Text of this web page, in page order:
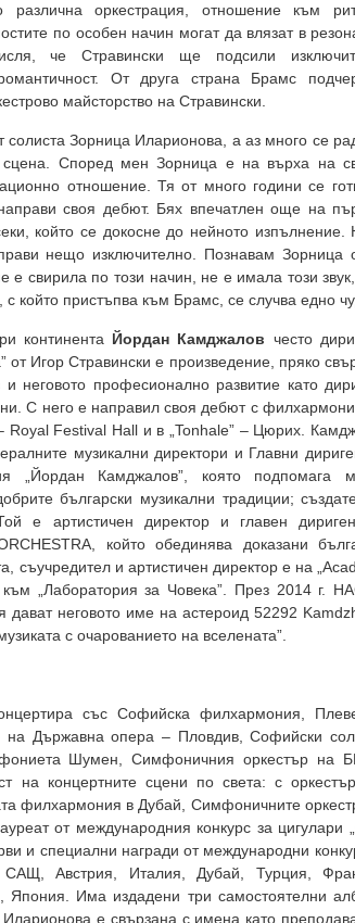
оркестрация, отношение към
по особен начин могат да влязат в
че Стравински ще подсили
От друга страна Брамс
майсторство на Стравински.
Зорница Иларионова, а аз много се
Според мен Зорница е на върха на
отношение. Тя от много години се
своя дебют. Бях впечатлен още на
който се докосне до нейното изпълнение.
нещо изключително. Познавам Зорница
е свирила по този начин, не е имала този
който пристъпва към Брамс, се случва едно
континента Йордан Камджалов често
Игор Стравински е произведение, пряко
професионално развитие като
С него е направил своя дебют с
Festival Hall и в „Tonhale” – Цюрих.
музикални директори и Главни
„Йордан Камджалов”, която подпомага
български музикални традиции;
е артистичен директор и главен
който обединява доказани
съучредител и артистичен директор е на
„Лаборатория за Човека”. През 2014 г.
неговото име на астероид 52292
с очарованието на вселената”.
със Софийска филхармония,
Държавна опера – Пловдив, Софийски
Шумен, Симфоничния оркестър на
на концертните сцени по света: с
филхармония в Дубай, Симфоничните
от международния конкурс за цигулари
и специални награди от международни
Австрия, Италия, Дубай, Турция,
Има издадени три самостоятелни
е свързана с имена като